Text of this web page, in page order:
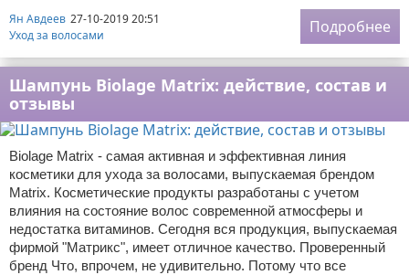
Ян Авдеев 27-10-2019 20:51
Уход за волосами
Подробнее
Шампунь Biolage Matrix: действие, состав и
отзывы
Biolage Matrix - самая активная и эффективная линия
косметики для ухода за волосами, выпускаемая брендом
Matrix. Косметические продукты разработаны с учетом
влияния на состояние волос современной атмосферы и
недостатка витаминов. Сегодня вся продукция, выпускаемая
фирмой "Матрикс", имеет отличное качество. Проверенный
бренд Что, впрочем, не удивительно. Потому что все